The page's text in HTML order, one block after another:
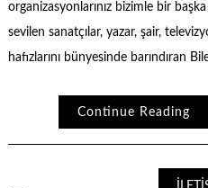
organizasyonlarınız bizimle bir
sevilen sanatçılar, yazar, şair,
hafızlarını bünyesinde barındıran
Continue Reading